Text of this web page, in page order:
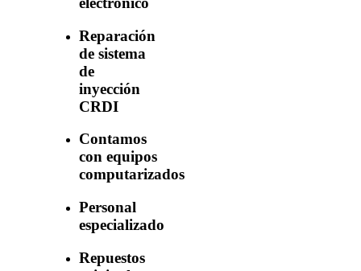
Reparación
de sistema
de
inyección
CRDI
Contamos
con equipos
computarizados
Personal
especializado
Repuestos